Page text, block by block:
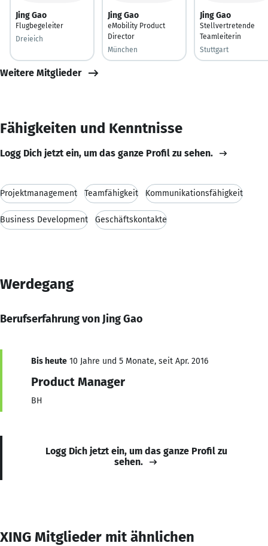
Jing Gao
Flugbegeleiter
Dreieich
Jing Gao
eMobility Product
Director
München
Jing Gao
Stellvertretende
Teamleiterin
Stuttgart
Weitere Mitglieder
Fähigkeiten und Kenntnisse
Logg Dich jetzt ein, um das ganze Profil zu sehen.
Projektmanagement Teamfähigkeit Kommunikationsfähigkeit
Business Development Geschäftskontakte
Werdegang
Berufserfahrung von Jing Gao
Bis heute 10 Jahre und 5 Monate, seit Apr. 2016
Product Manager
BH
Logg Dich jetzt ein, um das ganze Profil zu
sehen.
XING Mitglieder mit ähnlichen